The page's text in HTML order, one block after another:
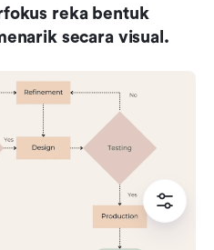
reka bentuk
secara visual.